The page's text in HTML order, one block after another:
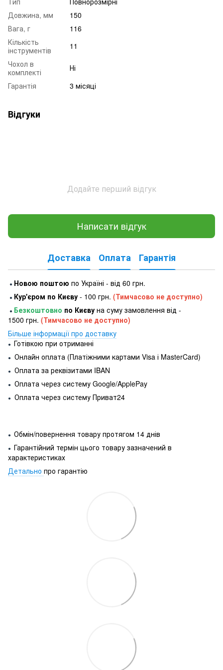
Довжина, мм
150
Вага, г
116
Кількість
інструментів
11
Чохол в
комплекті
Ні
Гарантія
3 місяці
Відгуки
Додайте перший відгук
Написати відгук
Доставка Оплата Гарантія
● Новою поштою по Україні - від 60 грн.
● Кур'єром по Києву - 100 грн. (Тимчасово не доступно)
● Безкоштовно по Києву на суму замовлення від -
1500 грн. (Тимчасово не доступно)
Більше інформації про доставку
● Готівкою при отриманні
● Онлайн оплата (Платіжними картами Visa і MasterCard)
● Оплата за реквізитами IBAN
● Оплата через систему Google/ApplePay
● Оплата через систему Приват24
● Обмін/повернення товару протягом 14 днів
● Гарантійний термін цього товару зазначений в
характеристиках
Детально про гарантію